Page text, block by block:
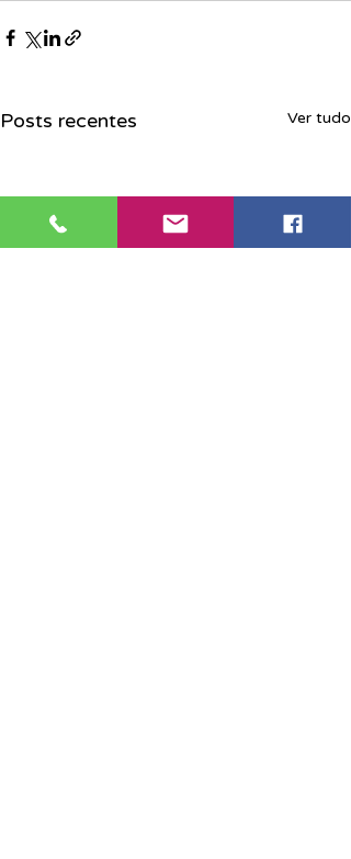
Posts recentes Ver tudo